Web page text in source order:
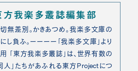
方我楽多叢誌編集部
無差別。かきあつめ。我楽多文庫の
し負ふ。ーーーー「我楽多文庫」より
「東方我楽多叢誌」は、世界有数の
同人」たちがあふれる東方Projectにつ